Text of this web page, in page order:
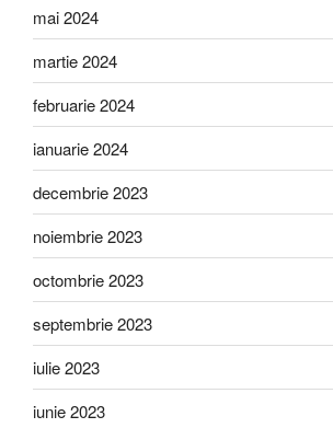
mai 2024
martie 2024
februarie 2024
ianuarie 2024
decembrie 2023
noiembrie 2023
octombrie 2023
septembrie 2023
iulie 2023
iunie 2023